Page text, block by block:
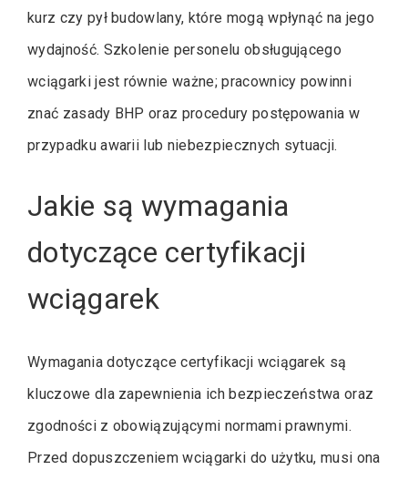
kurz czy pył budowlany, które mogą wpłynąć na jego
wydajność. Szkolenie personelu obsługującego
wciągarki jest równie ważne; pracownicy powinni
znać zasady BHP oraz procedury postępowania w
przypadku awarii lub niebezpiecznych sytuacji.
Jakie są wymagania
dotyczące certyfikacji
wciągarek
Wymagania dotyczące certyfikacji wciągarek są
kluczowe dla zapewnienia ich bezpieczeństwa oraz
zgodności z obowiązującymi normami prawnymi.
Przed dopuszczeniem wciągarki do użytku, musi ona